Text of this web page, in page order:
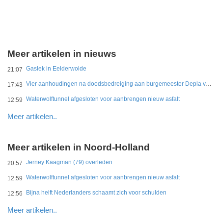
Meer artikelen in nieuws
21:07 Gaslek in Eelderwolde
17:43 Vier aanhoudingen na doodsbedreiging aan burgemeester Depla van Breda
12:59 Waterwolftunnel afgesloten voor aanbrengen nieuw asfalt
Meer artikelen..
Meer artikelen in Noord-Holland
20:57 Jerney Kaagman (79) overleden
12:59 Waterwolftunnel afgesloten voor aanbrengen nieuw asfalt
12:56 Bijna helft Nederlanders schaamt zich voor schulden
Meer artikelen..